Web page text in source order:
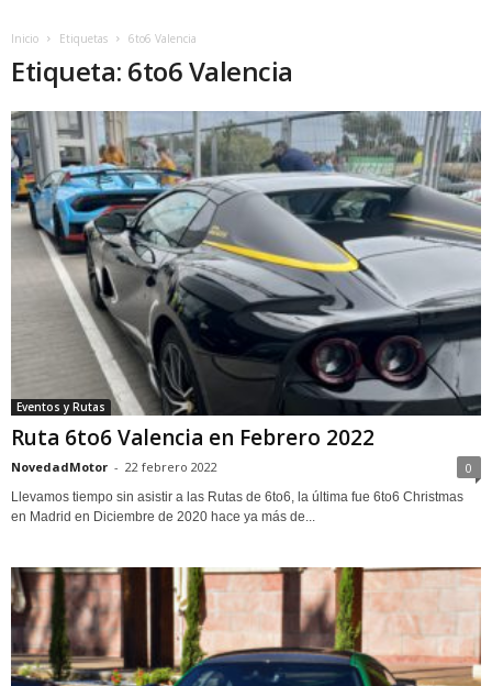
Inicio Etiquetas 6to6 Valencia
Etiqueta: 6to6 Valencia
Eventos y Rutas
Ruta 6to6 Valencia en Febrero 2022
NovedadMotor - 22 febrero 2022 0
Llevamos tiempo sin asistir a las Rutas de 6to6, la última fue 6to6 Christmas
en Madrid en Diciembre de 2020 hace ya más de...